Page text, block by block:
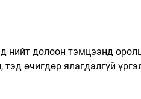
нийт долоон тэмцээнд
өчигдөр ялагдалгүй